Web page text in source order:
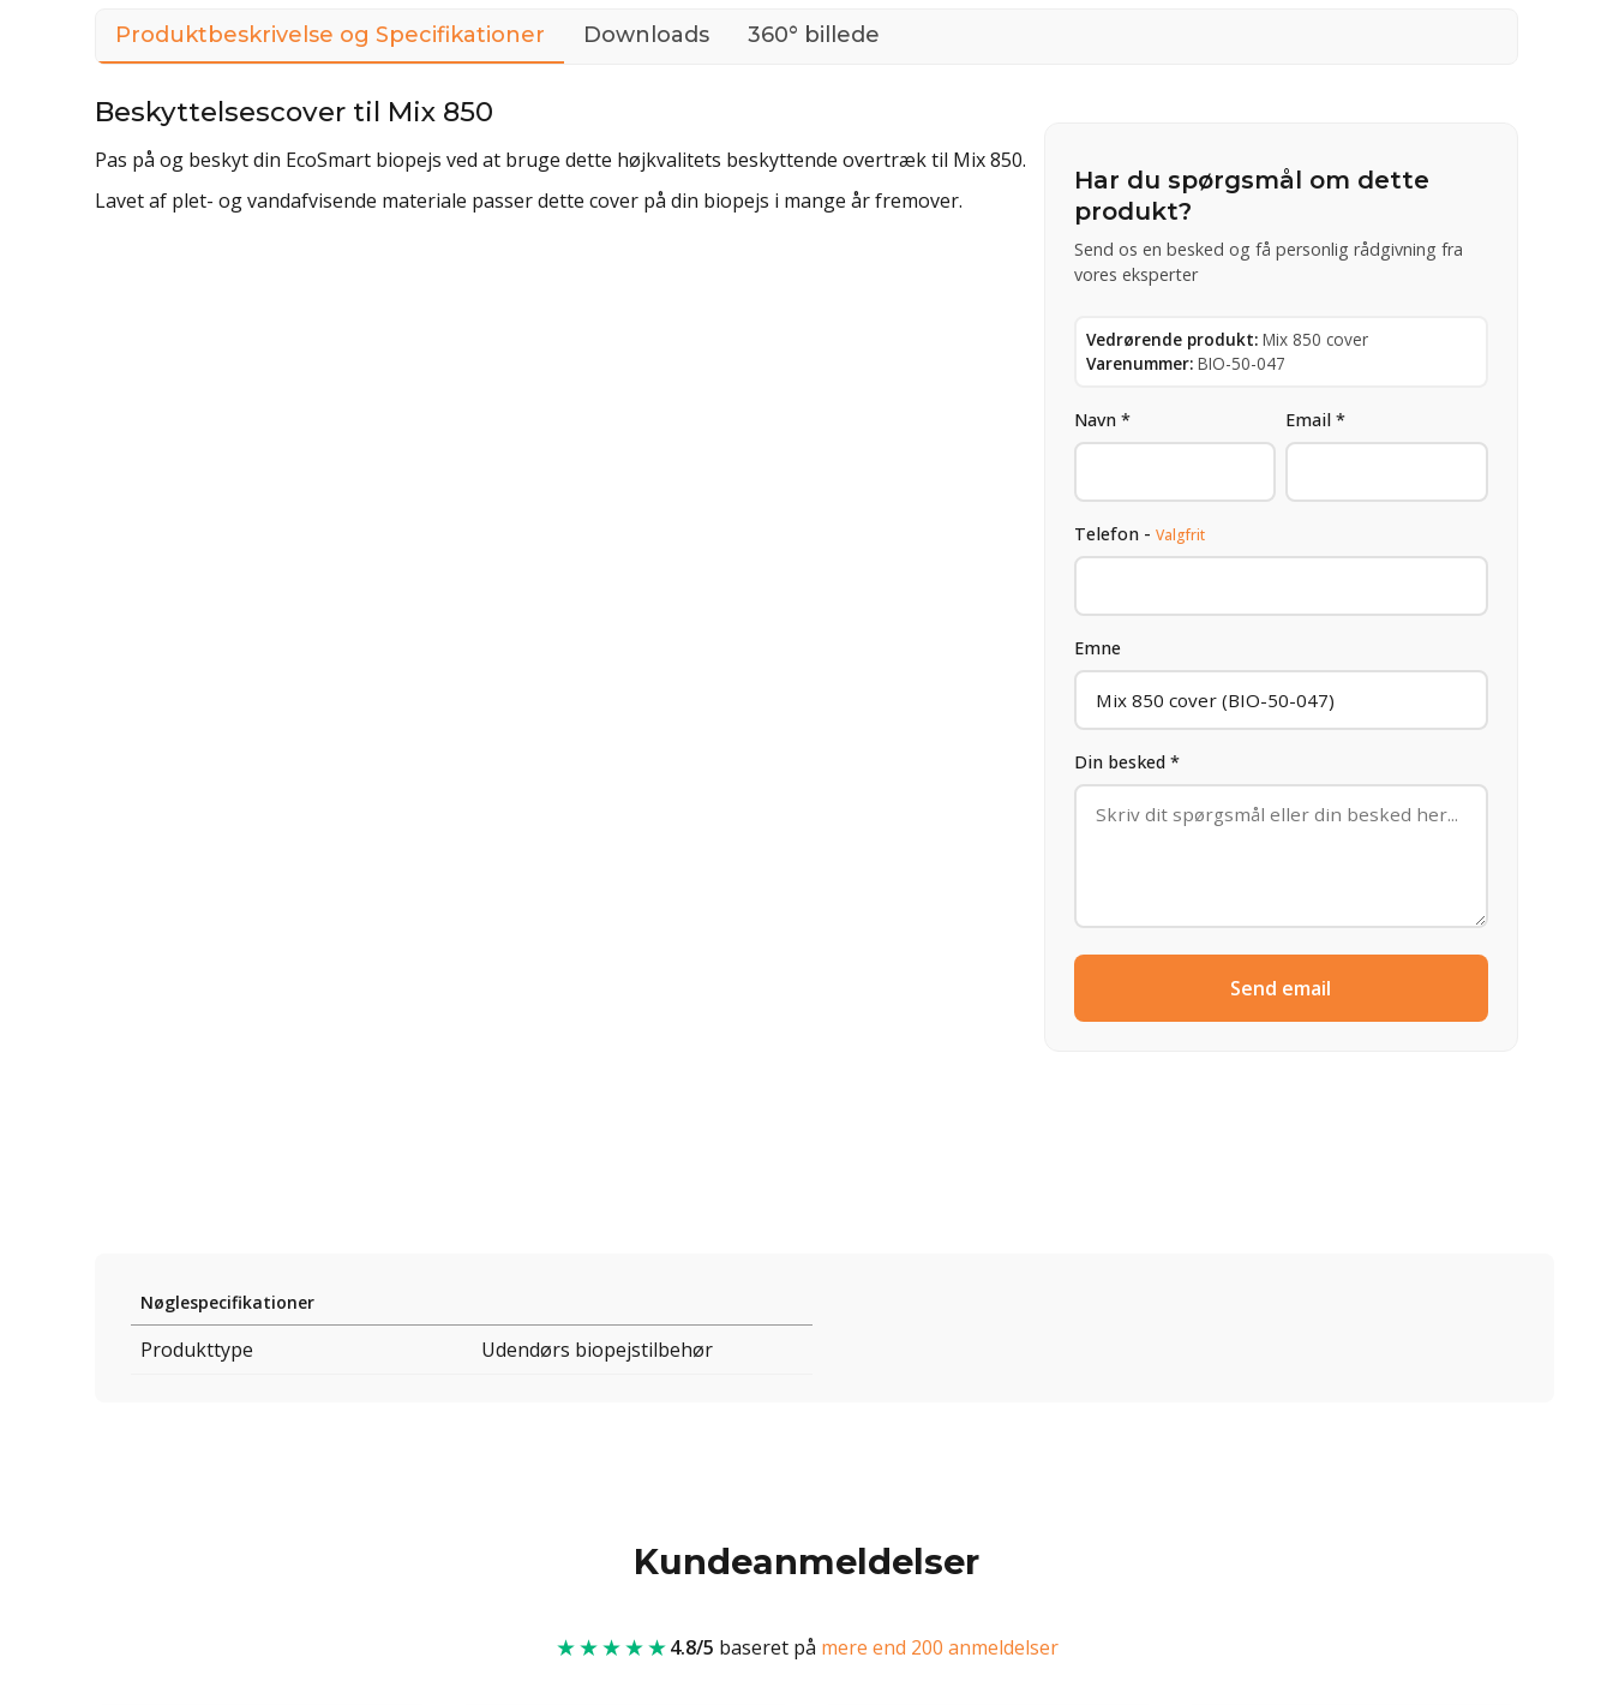
Produktbeskrivelse og Specifikationer Downloads 360° billede
Beskyttelsescover til Mix 850
Pas på og beskyt din EcoSmart biopejs ved at bruge dette højkvalitets beskyttende overtræk til Mix 850.
Lavet af plet- og vandafvisende materiale passer dette cover på din biopejs i mange år fremover.
Har du spørgsmål om dette
produkt?
Send os en besked og få personlig rådgivning fra
vores eksperter
Vedrørende produkt: Mix 850 cover
Varenummer: BIO-50-047
Navn * Email *
Telefon - Valgfrit
Emne
Din besked *
Send email
Nøglespecifikationer
Produkttype Udendørs biopejstilbehør
Kundeanmeldelser
★★★★★4.8/5 baseret på mere end 200 anmeldelser